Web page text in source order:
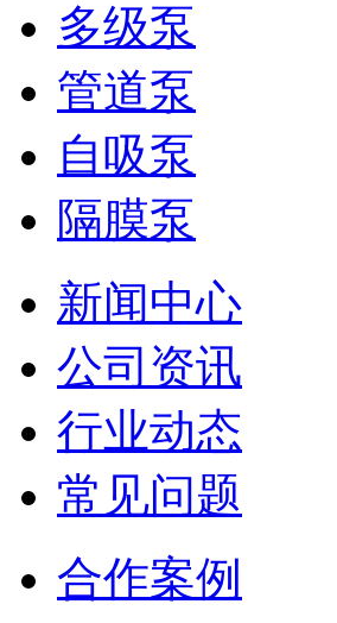
多级泵
管道泵
自吸泵
隔膜泵
新闻中心
公司资讯
行业动态
常见问题
合作案例